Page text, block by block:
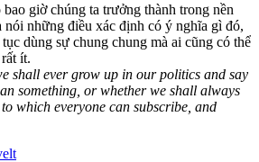
giờ chúng ta trưởng thành trong nền
nói những điều xác định có ý nghĩa gì đó,
dùng sự chung chung mà ai cũng có thể
ít.
shall ever grow up in our politics and say
something, or whether we shall always
which everyone can subscribe, and